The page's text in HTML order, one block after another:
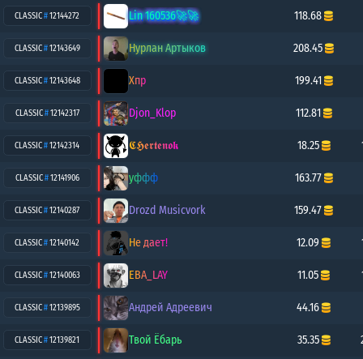
CLASSIC#12144272 Lin 160536🚀🚀 118.68
CLASSIC#12143649 Нурлан Артыков 208.45
CLASSIC#12143648 Хпр 199.41
CLASSIC#12142317 Djon_Klop 112.81
CLASSIC#12142314 𝕮𝕳𝖊𝖗𝖙𝖊𝖓𝖔𝖐 18.25
CLASSIC#12141906 уффф 163.77
CLASSIC#12140287 Drozd Musicvork 159.47
CLASSIC#12140142 Не дает! 12.09
CLASSIC#12140063 EBA_LAY 11.05
CLASSIC#12139895 Андрей Адреевич 44.16
CLASSIC#12139821 Твой Ёбарь 35.35